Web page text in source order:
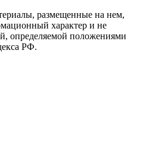
размещенные на нем,
характер и не
определяемой положениями
РФ.